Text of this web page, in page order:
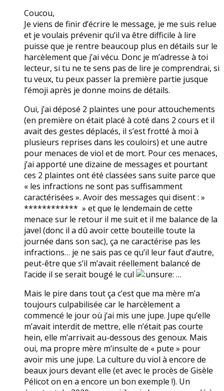
Coucou,
Je viens de finir d’écrire le message, je me suis relue
et je voulais prévenir qu’il va être difficile à lire
puisse que je rentre beaucoup plus en détails sur le
harcèlement que j’ai vécu. Donc je m’adresse à toi
lecteur, si tu ne te sens pas de lire je comprendrai, si
tu veux, tu peux passer la première partie jusque
l’émoji après je donne moins de détails.
Oui, j’ai déposé 2 plaintes une pour attouchements
(en première on était placé à coté dans 2 cours et il
avait des gestes déplacés, il s’est frotté à moi à
plusieurs reprises dans les couloirs) et une autre
pour menaces de viol et de mort. Pour ces menaces,
j’ai apporté une dizaine de messages et pourtant
ces 2 plaintes ont été classées sans suite parce que
« les infractions ne sont pas suffisamment
caractérisées ». Avoir des messages qui disent : »
************ » et que le lendemain de cette
menace sur le retour il me suit et il me balance de la
javel (donc il a dû avoir cette bouteille toute la
journée dans son sac), ça ne caractérise pas les
infractions… je ne sais pas ce qu’il leur faut d’autre,
peut-être que s’il m’avait réellement balancé de
l’acide il se serait bougé le cul
…
Mais le pire dans tout ça c’est que ma mère m’a
toujours culpabilisée car le harcèlement a
commencé le jour où j’ai mis une jupe. Jupe qu’elle
m’avait interdit de mettre, elle n’était pas courte
hein, elle m’arrivait au-dessous des genoux. Mais
oui, ma propre mère m’insulte de « pute » pour
avoir mis une jupe. La culture du viol à encore de
beaux jours devant elle (et avec le procès de Gisèle
Pélicot on en a encore un bon exemple !). Un